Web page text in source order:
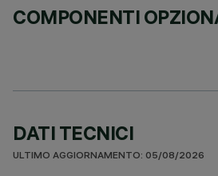
COMPONENTI
DATI TECNICI
ULTIMO AGGIORNAMENTO: 05/08/2026